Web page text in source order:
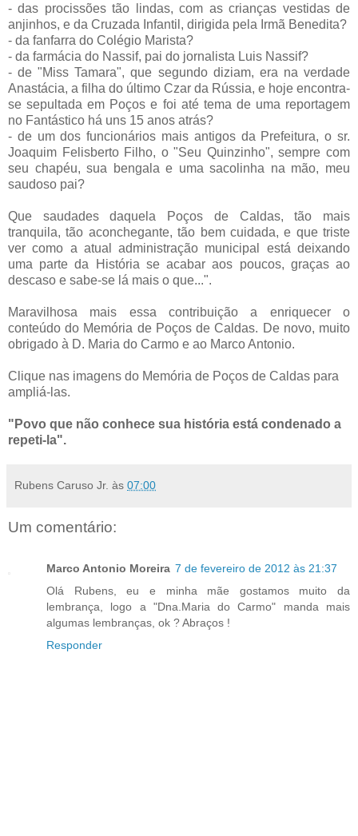
- das procissões tão lindas, com as crianças vestidas de
anjinhos, e da Cruzada Infantil, dirigida pela Irmã Benedita?
- da fanfarra do Colégio Marista?
- da farmácia do Nassif, pai do jornalista Luis Nassif?
- de "Miss Tamara", que segundo diziam, era na verdade
Anastácia, a filha do último Czar da Rússia, e hoje encontra-
se sepultada em Poços e foi até tema de uma reportagem
no Fantástico há uns 15 anos atrás?
- de um dos funcionários mais antigos da Prefeitura, o sr.
Joaquim Felisberto Filho, o "Seu Quinzinho", sempre com
seu chapéu, sua bengala e uma sacolinha na mão, meu
saudoso pai?
Que saudades daquela Poços de Caldas, tão mais
tranquila, tão aconchegante, tão bem cuidada, e que triste
ver como a atual administração municipal está deixando
uma parte da História se acabar aos poucos, graças ao
descaso e sabe-se lá mais o que...".
Maravilhosa mais essa contribuição a enriquecer o
conteúdo do Memória de Poços de Caldas. De novo, muito
obrigado à D. Maria do Carmo e ao Marco Antonio.
Clique nas imagens do Memória de Poços de Caldas para
ampliá-las.
"Povo que não conhece sua história está condenado a
repeti-la".
Rubens Caruso Jr. às 07:00
Um comentário:
Marco Antonio Moreira 7 de fevereiro de 2012 às 21:37
Olá Rubens, eu e minha mãe gostamos muito da
lembrança, logo a "Dna.Maria do Carmo" manda mais
algumas lembranças, ok ? Abraços !
Responder